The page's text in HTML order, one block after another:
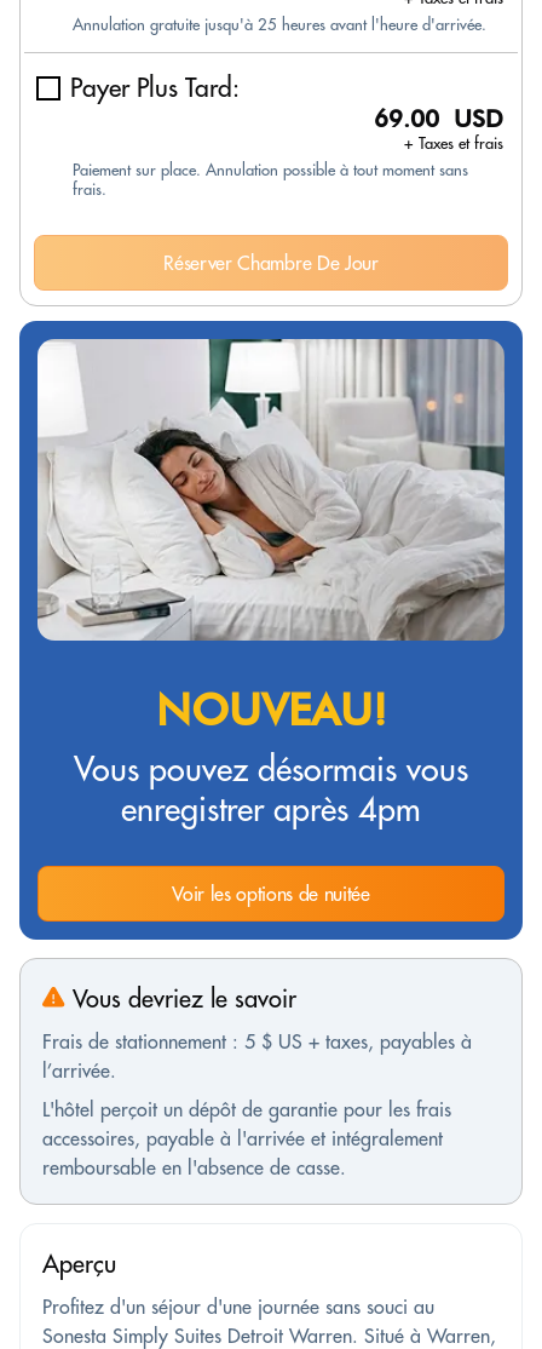
Annulation gratuite jusqu'à 25 heures avant l'heure d'arrivée.
Payer Plus Tard:
69.00 USD
+ Taxes et frais
Paiement sur place. Annulation possible à tout moment sans
frais.
Réserver Chambre De Jour
NOUVEAU!
Vous pouvez désormais vous
enregistrer après 4pm
Voir les options de nuitée
Vous devriez le savoir
Frais de stationnement : 5 $ US + taxes, payables à
l’arrivée.
L'hôtel perçoit un dépôt de garantie pour les frais
accessoires, payable à l'arrivée et intégralement
remboursable en l'absence de casse.
Aperçu
Profitez d'un séjour d'une journée sans souci au
Sonesta Simply Suites Detroit Warren. Situé à Warren,